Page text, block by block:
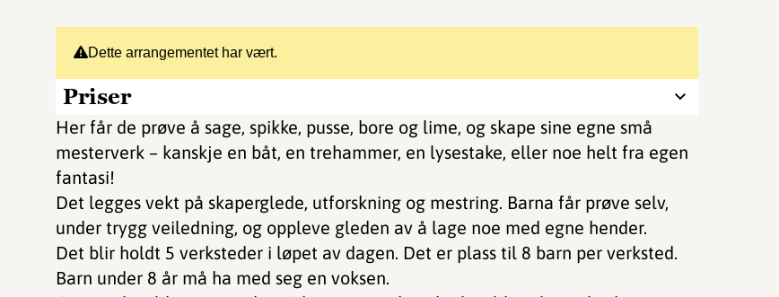
Dette arrangementet har vært.
Priser
Her får de prøve å sage, spikke, pusse, bore og lime, og skape sine egne små
mesterverk – kanskje en båt, en trehammer, en lysestake, eller noe helt fra egen
fantasi!
Det legges vekt på skaperglede, utforskning og mestring. Barna får prøve selv,
under trygg veiledning, og oppleve gleden av å lage noe med egne hender.
Det blir holdt 5 verksteder i løpet av dagen. Det er plass til 8 barn per verksted.
Barn under 8 år må ha med seg en voksen.